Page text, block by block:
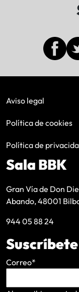
Aviso legal
Política de cookies
Política de
Sala BBK
Gran Vía de Don
Abando, 48001
944 05 88 24
Correo*